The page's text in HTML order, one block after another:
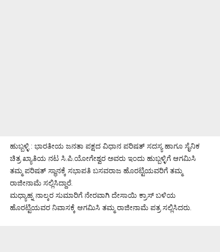
ಹುಬ್ಬಳ್ಳಿ : ಭಾರತೀಯ ಜನತಾ ಪಕ್ಷದ ವಿಧಾನ ಪರಿಷತ್ ಸದಸ್ಯ ಹಾಗೂ ಸೈನಿಕ
ಚಿತ್ರ ಖ್ಯಾತಿಯ ನಟ ಸಿ.ಪಿ.ಯೋಗೇಶ್ವರ ಅವರು ಇಂದು ಹುಬ್ಬಳ್ಳಿಗೆ ಆಗಮಿಸಿ
ತಮ್ಮ ಪರಿಷತ್ ಸ್ಥಾನಕ್ಕೆ ಸಭಾಪತಿ ಬಸವರಾಜ ಹೊರಟ್ಟಿಯವರಿಗೆ ತಮ್ಮ
ರಾಜೀನಾಮೆ ಸಲ್ಲಿಸಿದ್ದಾರೆ.
ಮಧ್ಯಾಹ್ನ ನಾಲ್ಕರ ಸುಮಾರಿಗೆ ನೇರವಾಗಿ ದೇಸಾಯಿ ಕ್ರಾಸ್ ಬಳಿಯ
ಹೊರಟ್ಟಿಯವರ ನಿವಾಸಕ್ಕೆ ಆಗಮಿಸಿ ತಮ್ಮ ರಾಜೀನಾಮೆ ಪತ್ರ ಸಲ್ಲಿಸಿದರು.